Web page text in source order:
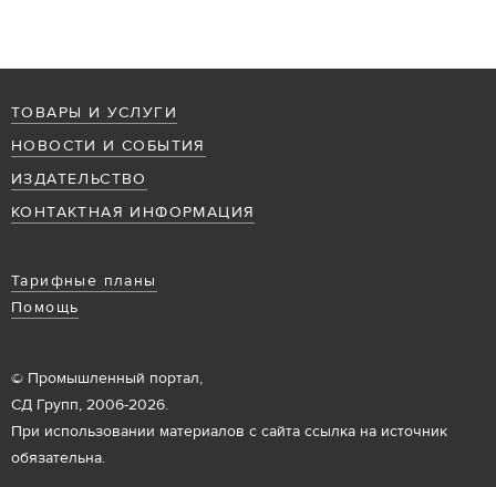
ТОВАРЫ И УСЛУГИ
НОВОСТИ И СОБЫТИЯ
ИЗДАТЕЛЬСТВО
КОНТАКТНАЯ ИНФОРМАЦИЯ
Тарифные планы
Помощь
© Промышленный портал,
СД Групп, 2006-2026.
При использовании материалов с сайта ссылка на источник
обязательна.